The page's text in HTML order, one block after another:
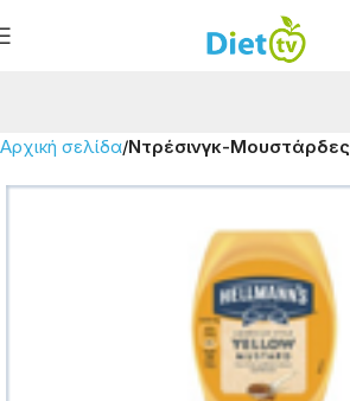
Αρχική σελίδα Ντρέσινγκ-Μουστάρδες